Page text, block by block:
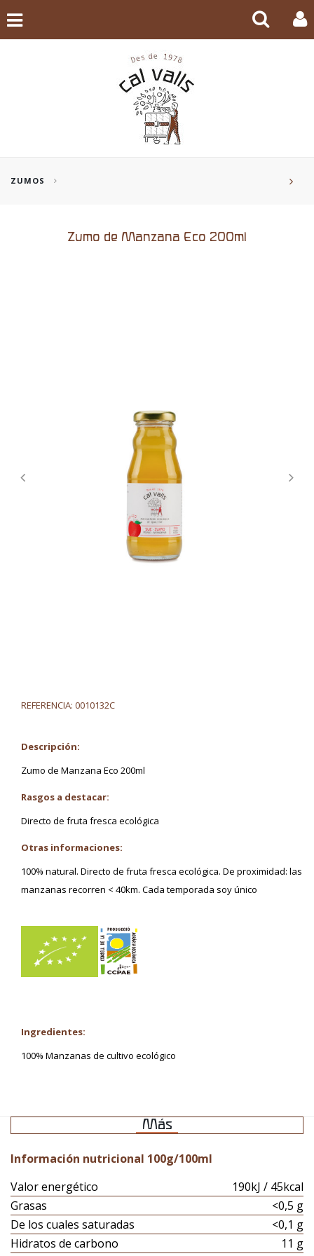
ZUMOS
Zumo de Manzana Eco 200ml
REFERENCIA: 0010132C
Descripción:
Zumo de Manzana Eco 200ml
Rasgos a destacar:
Directo de fruta fresca ecológica
Otras informaciones:
100% natural. Directo de fruta fresca ecológica. De proximidad: las
manzanas recorren < 40km. Cada temporada soy único
Ingredientes:
100% Manzanas de cultivo ecológico
Más
Información nutricional 100g/100ml
Valor energético
190kJ / 45kcal
Grasas
<0,5 g
De los cuales saturadas
<0,1 g
Hidratos de carbono
11 g